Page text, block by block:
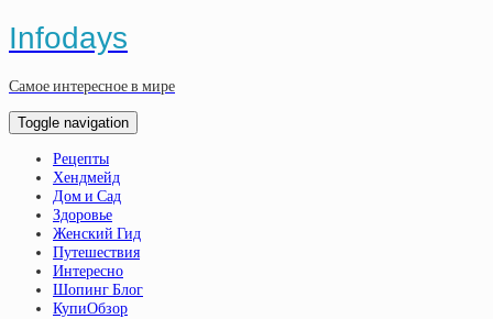
Infodays
Самое интересное в мире
Toggle navigation
Рецепты
Хендмейд
Дом и Сад
Здоровье
Женский Гид
Путешествия
Интересно
Шопинг Блог
КупиОбзор